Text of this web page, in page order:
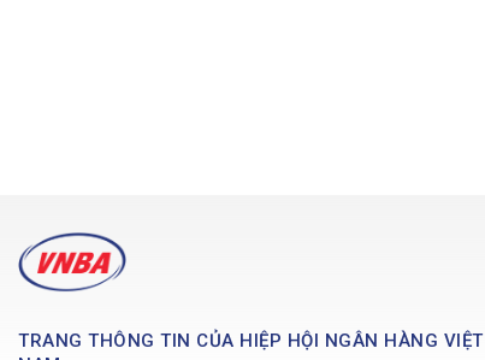
TRANG THÔNG TIN CỦA HIỆP HỘI NGÂN HÀNG VIỆT